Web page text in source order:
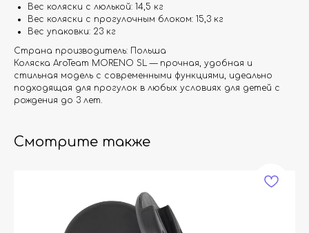
Вес коляски с люлькой: 14,5 кг
Вес коляски с прогулочным блоком: 15,3 кг
Вес упаковки: 23 кг
Страна производитель: Польша
Коляска AroTeam MORENO SL — прочная, удобная и
стильная модель с современными функциями, идеально
подходящая для прогулок в любых условиях для детей с
рождения до 3 лет.
Смотрите также